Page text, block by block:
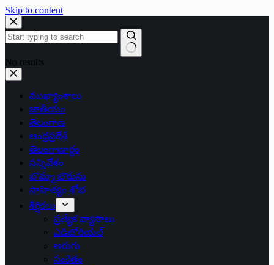
Skip to content
No results
ముఖ్యాంశాలు
జాతీయం
తెలంగాణ
ఆంధ్రప్రదేశ్
తెలంగాణార్థం
సన్నివేశం
బొమ్మా బొరుసు
సాహిత్యం-శోభ
శీర్షికలు
ప్రత్యేక వ్యాసాలు
ఎడిటోరియల్
అరుగు
సంకేతం